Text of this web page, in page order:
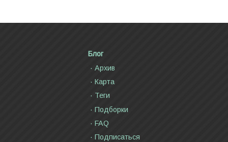
Блог
Архив
Карта
Теги
Подборки
FAQ
Подписаться